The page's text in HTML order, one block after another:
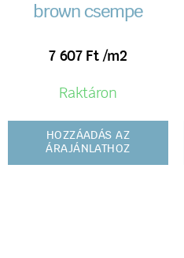
brown csempe
7 607 Ft /m2
Raktáron
HOZZÁADÁS AZ
ÁRAJÁNLATHOZ